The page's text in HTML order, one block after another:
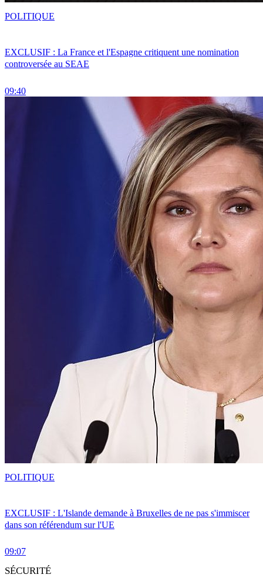
EXCLUSIF : La France et l'Espagne critiquent une nomination
controversée au SEAE
09:40
POLITIQUE
EXCLUSIF : L'Islande demande à Bruxelles de ne pas s'immiscer
dans son référendum sur l'UE
09:07
POLITIQUE
SÉCURITÉ